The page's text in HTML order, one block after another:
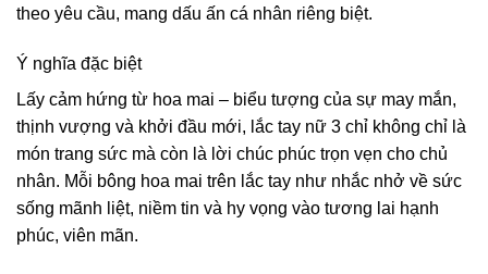
theo yêu cầu, mang dấu ấn cá nhân riêng biệt.
Ý nghĩa đặc biệt
Lấy cảm hứng từ hoa mai – biểu tượng của sự may mắn,
thịnh vượng và khởi đầu mới, lắc tay nữ 3 chỉ không chỉ là
món trang sức mà còn là lời chúc phúc trọn vẹn cho chủ
nhân. Mỗi bông hoa mai trên lắc tay như nhắc nhở về sức
sống mãnh liệt, niềm tin và hy vọng vào tương lai hạnh
phúc, viên mãn.